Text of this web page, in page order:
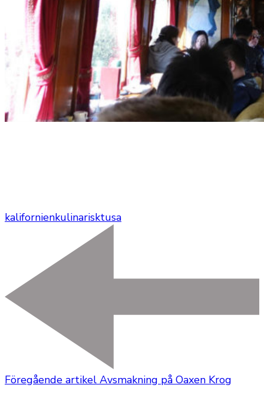
kalifornienkulinarisktusa
Föregående artikel Avsmakning på Oaxen Krog